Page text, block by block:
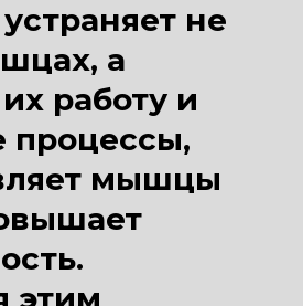
не
а
работу и
процессы,
мышцы